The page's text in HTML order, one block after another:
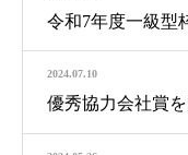
令和7年度一級
2024.07.10
優秀協力会社賞